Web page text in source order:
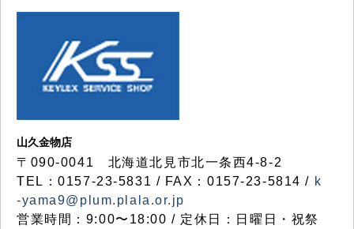
山久金物店
〒090-0041 北海道北見市北一条西4-8-2
TEL：0157-23-5831 / FAX：0157-23-5814 / k
-yama9@plum.plala.or.jp
営業時間：9:00〜18:00 / 定休日：日曜日・祝祭